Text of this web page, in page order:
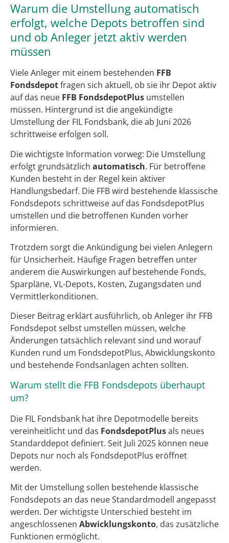
Warum die Umstellung automatisch
erfolgt, welche Depots betroffen sind
und ob Anleger jetzt aktiv werden
müssen
Viele Anleger mit einem bestehenden FFB
Fondsdepotfragen sich aktuell, ob sie ihr Depot aktiv
auf das neue FFB FondsdepotPlus umstellen
müssen. Hintergrund ist die angekündigte
Umstellung der FIL Fondsbank, die ab Juni 2026
schrittweise erfolgen soll.
Die wichtigste Information vorweg: Die Umstellung
erfolgt grundsätzlich automatisch. Für betroffene
Kunden besteht in der Regel kein aktiver
Handlungsbedarf. Die FFB wird bestehende klassische
Fondsdepots schrittweise auf das FondsdepotPlus
umstellen und die betroffenen Kunden vorher
informieren.
Trotzdem sorgt die Ankündigung bei vielen Anlegern
für Unsicherheit. Häufige Fragen betreffen unter
anderem die Auswirkungen auf bestehende Fonds,
Sparpläne, VL-Depots, Kosten, Zugangsdaten und
Vermittlerkonditionen.
Dieser Beitrag erklärt ausführlich, ob Anleger ihr FFB
Fondsdepot selbst umstellen müssen, welche
Änderungen tatsächlich relevant sind und worauf
Kunden rund um FondsdepotPlus, Abwicklungskonto
und bestehende Fondsanlagen achten sollten.
Warum stellt die FFB Fondsdepots überhaupt
um?
Die FIL Fondsbank hat ihre Depotmodelle bereits
vereinheitlicht und das FondsdepotPlusals neues
Standarddepot definiert. Seit Juli 2025 können neue
Depots nur noch als FondsdepotPlus eröffnet
werden.
Mit der Umstellung sollen bestehende klassische
Fondsdepots an das neue Standardmodell angepasst
werden. Der wichtigste Unterschied besteht im
angeschlossenen Abwicklungskonto, das zusätzliche
Funktionen ermöglicht.